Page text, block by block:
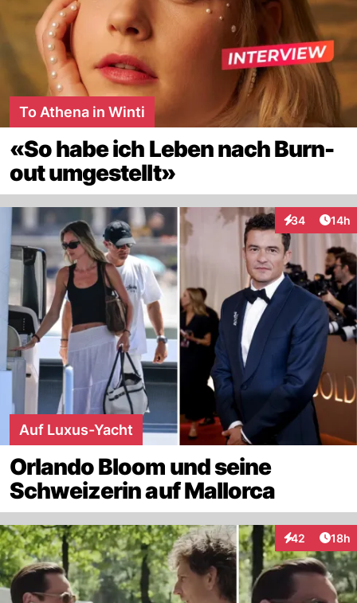
To Athena in Winti
«So habe ich Leben nach Burn-
out umgestellt»
34
Interaktionen
14h
Auf Luxus-Yacht
Orlando Bloom und seine
Schweizerin auf Mallorca
42
Interaktionen
18h